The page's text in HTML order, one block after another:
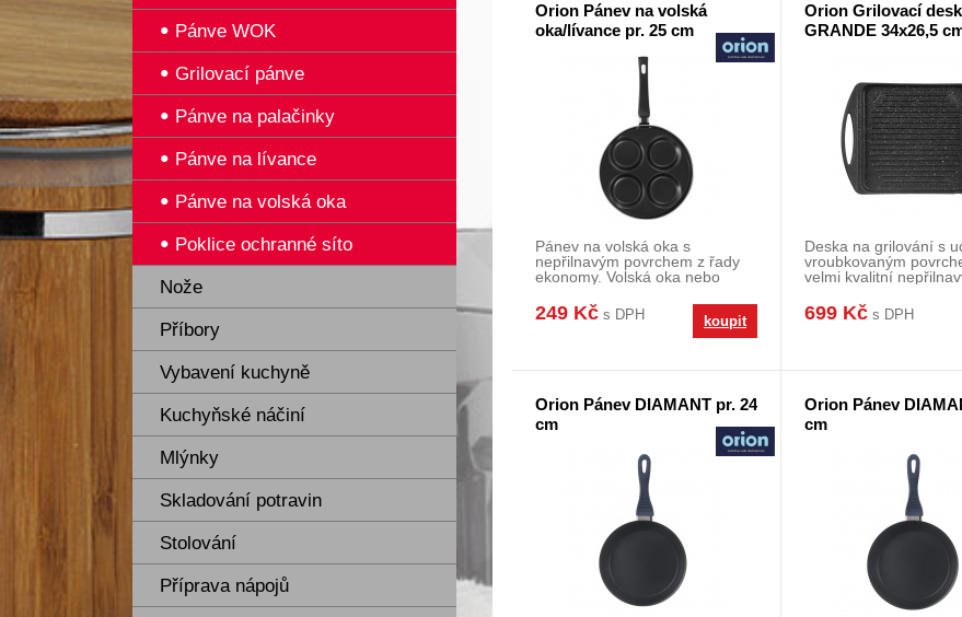
Pánve WOK
Grilovací pánve
Pánve na palačinky
Pánve na lívance
Pánve na volská oka
Poklice ochranné síto
Nože
Příbory
Vybavení kuchyně
Kuchyňské náčiní
Mlýnky
Skladování potravin
Stolování
Příprava nápojů
Orion Pánev na volská
oka/lívance pr. 25 cm
Pánev na volská oka s
nepřilnavým povrchem z řady
ekonomy. Volská oka nebo
249 Kč s DPH koupit
Orion Grilovací
GRANDE 34x26,5
Deska na grilování s
vroubkovaným
velmi kvalitní
699 Kč s DPH
Orion Pánev DIAMANT pr. 24
cm
Orion Pánev
cm